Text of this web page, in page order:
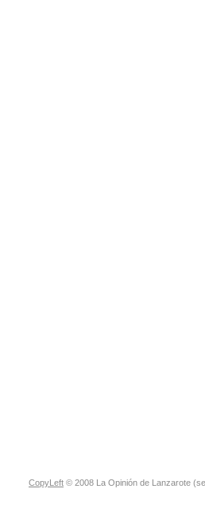
CopyLeft © 2008 La Opinión de Lanzarote